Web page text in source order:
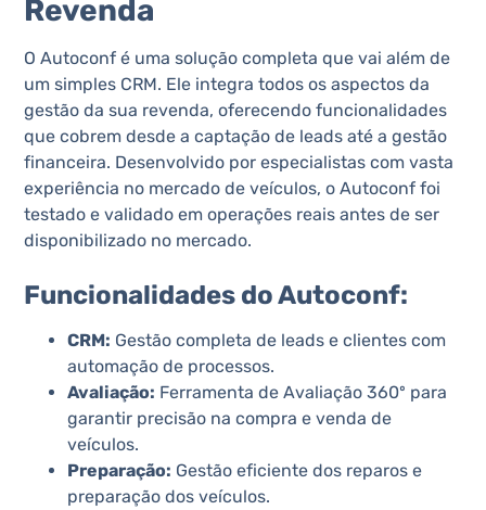
Revenda
O Autoconf é uma solução completa que vai além de
um simples CRM. Ele integra todos os aspectos da
gestão da sua revenda, oferecendo funcionalidades
que cobrem desde a captação de leads até a gestão
financeira. Desenvolvido por especialistas com vasta
experiência no mercado de veículos, o Autoconf foi
testado e validado em operações reais antes de ser
disponibilizado no mercado​​​​.
Funcionalidades do Autoconf:
CRM: Gestão completa de leads e clientes com
automação de processos.
Avaliação: Ferramenta de Avaliação 360º para
garantir precisão na compra e venda de
veículos.
Preparação: Gestão eficiente dos reparos e
preparação dos veículos.